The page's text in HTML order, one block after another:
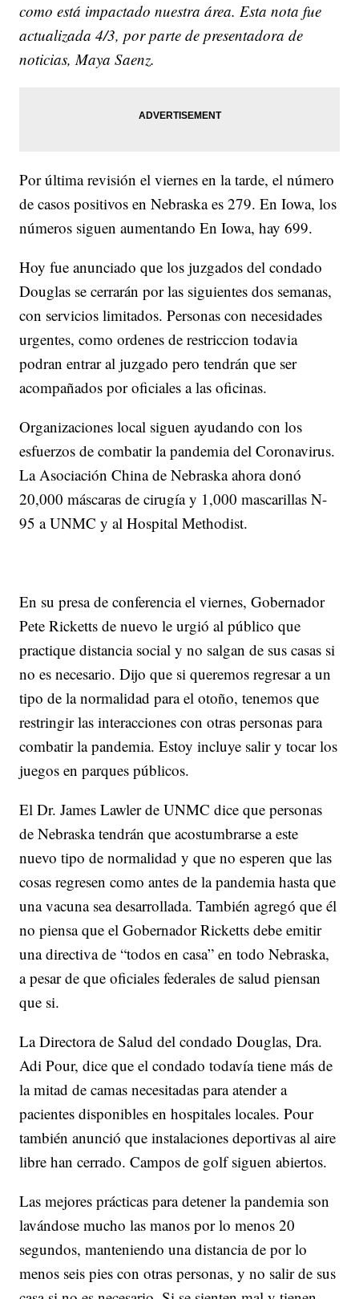
como está impactado nuestra área. Esta nota fue
actualizada 4/3, por parte de presentadora de
noticias, Maya Saenz.
Por última revisión el viernes en la tarde, el número
de casos positivos en Nebraska es 279. En Iowa, los
números siguen aumentando En Iowa, hay 699.
Hoy fue anunciado que los juzgados del condado
Douglas se cerrarán por las siguientes dos semanas,
con servicios limitados. Personas con necesidades
urgentes, como ordenes de restriccion todavia
podran entrar al juzgado pero tendrán que ser
acompañados por oficiales a las oficinas.
Organizaciones local siguen ayudando con los
esfuerzos de combatir la pandemia del Coronavirus.
La Asociación China de Nebraska ahora donó
20,000 máscaras de cirugía y 1,000 mascarillas N-
95 a UNMC y al Hospital Methodist.
En su presa de conferencia el viernes, Gobernador
Pete Ricketts de nuevo le urgió al público que
practique distancia social y no salgan de sus casas si
no es necesario. Dijo que si queremos regresar a un
tipo de la normalidad para el otoño, tenemos que
restringir las interacciones con otras personas para
combatir la pandemia. Estoy incluye salir y tocar los
juegos en parques públicos.
El Dr. James Lawler de UNMC dice que personas
de Nebraska tendrán que acostumbrarse a este
nuevo tipo de normalidad y que no esperen que las
cosas regresen como antes de la pandemia hasta que
una vacuna sea desarrollada. También agregó que él
no piensa que el Gobernador Ricketts debe emitir
una directiva de “todos en casa” en todo Nebraska,
a pesar de que oficiales federales de salud piensan
que si.
La Directora de Salud del condado Douglas, Dra.
Adi Pour, dice que el condado todavía tiene más de
la mitad de camas necesitadas para atender a
pacientes disponibles en hospitales locales. Pour
también anunció que instalaciones deportivas al aire
libre han cerrado. Campos de golf siguen abiertos.
Las mejores prácticas para detener la pandemia son
lavándose mucho las manos por lo menos 20
segundos, manteniendo una distancia de por lo
menos seis pies con otras personas, y no salir de sus